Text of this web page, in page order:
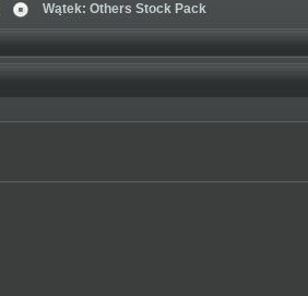
Wątek: Others Stock Pack